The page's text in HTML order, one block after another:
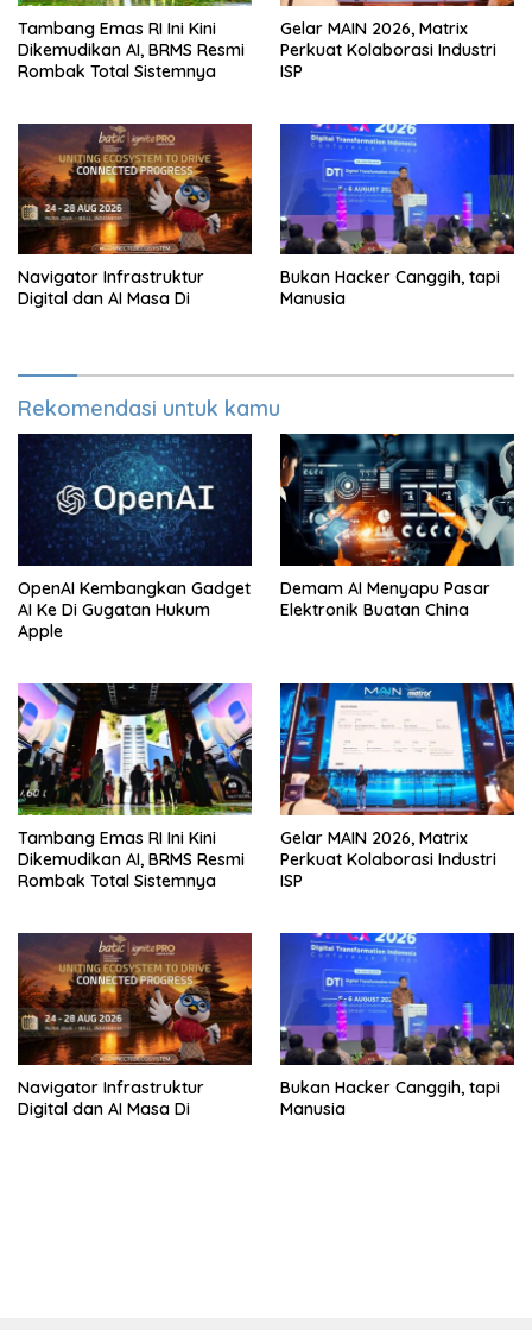
Tambang Emas RI Ini Kini
Dikemudikan AI, BRMS Resmi
Rombak Total Sistemnya
Gelar MAIN 2026, Matrix
Perkuat Kolaborasi Industri
ISP
Navigator Infrastruktur
Digital dan AI Masa Di
Bukan Hacker Canggih, tapi
Manusia
Rekomendasi untuk kamu
OpenAI Kembangkan Gadget
AI Ke Di Gugatan Hukum
Apple
Demam AI Menyapu Pasar
Elektronik Buatan China
Tambang Emas RI Ini Kini
Dikemudikan AI, BRMS Resmi
Rombak Total Sistemnya
Gelar MAIN 2026, Matrix
Perkuat Kolaborasi Industri
ISP
Navigator Infrastruktur
Digital dan AI Masa Di
Bukan Hacker Canggih, tapi
Manusia